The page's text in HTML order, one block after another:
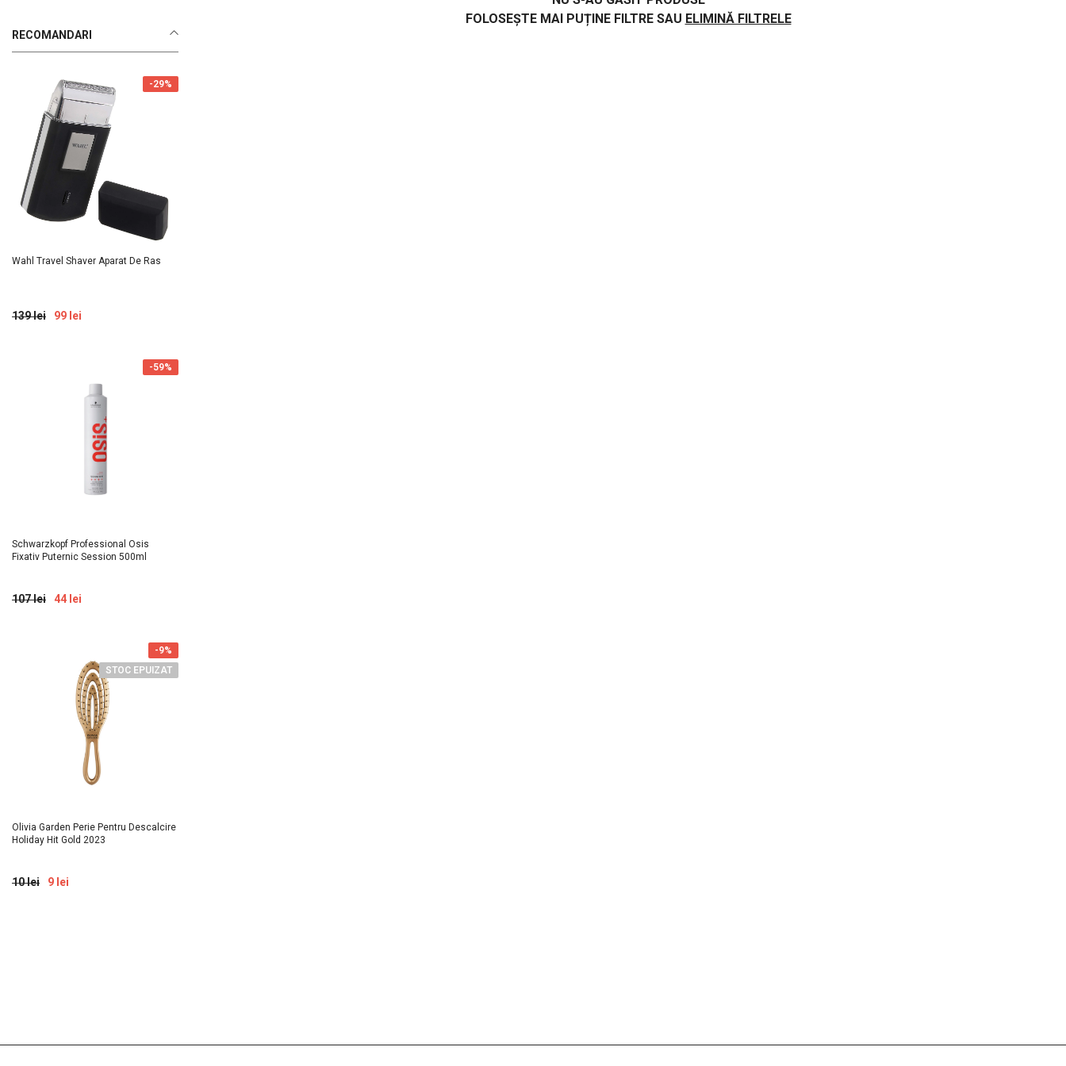
RECOMANDARI
-29%
Wahl Travel Shaver Aparat De Ras
139 lei 99 lei
-59%
Schwarzkopf Professional Osis
Fixativ Puternic Session 500ml
107 lei 44 lei
-9%
STOC EPUIZAT
Olivia Garden Perie Pentru Descalcire
Holiday Hit Gold 2023
10 lei 9 lei
FOLOSEȘTE MAI PUȚINE FILTRE SAU ELIMINĂ FILTRELE